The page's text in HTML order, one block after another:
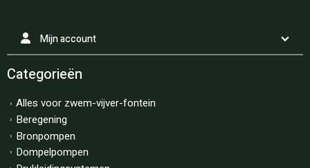
Mijn account
Categorieën
Alles voor zwem-vijver-fontein
Beregening
Bronpompen
Dompelpompen